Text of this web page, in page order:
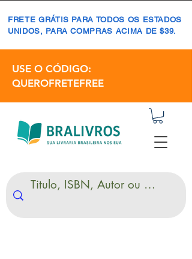
FRETE GRÁTIS PARA TODOS OS ESTADOS
UNIDOS, PARA COMPRAS ACIMA DE $39.
USE O CÓDIGO:
QUEROFRETEFREE